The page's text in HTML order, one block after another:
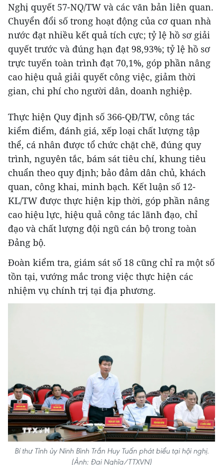
Nghị quyết 57-NQ/TW và các văn bản liên quan.
Chuyển đổi số trong hoạt động của cơ quan nhà
nước đạt nhiều kết quả tích cực; tỷ lệ hồ sơ giải
quyết trước và đúng hạn đạt 98,93%; tỷ lệ hồ sơ
trực tuyến toàn trình đạt 70,1%, góp phần nâng
cao hiệu quả giải quyết công việc, giảm thời
gian, chi phí cho người dân, doanh nghiệp.
Thực hiện Quy định số 366-QĐ/TW, công tác
kiểm điểm, đánh giá, xếp loại chất lượng tập
thể, cá nhân được tổ chức chặt chẽ, đúng quy
trình, nguyên tắc, bám sát tiêu chí, khung tiêu
chuẩn theo quy định; bảo đảm dân chủ, khách
quan, công khai, minh bạch. Kết luận số 12-
KL/TW được thực hiện kịp thời, góp phần nâng
cao hiệu lực, hiệu quả công tác lãnh đạo, chỉ
đạo và chất lượng đội ngũ cán bộ trong toàn
Đảng bộ.
Đoàn kiểm tra, giám sát số 18 cũng chỉ ra một số
tồn tại, vướng mắc trong việc thực hiện các
nhiệm vụ chính trị tại địa phương.
Bí thư Tỉnh ủy Ninh Bình Trần Huy Tuấn phát biểu tại hội nghị.
(Ảnh: Đại Nghĩa/TTXVN)